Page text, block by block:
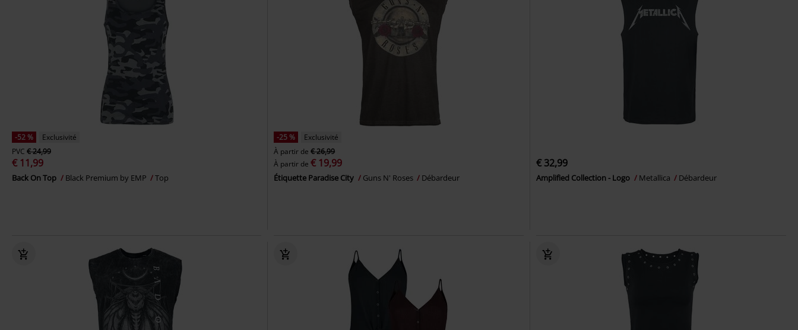
-52 %
Exclusivité
PVC € 24,99
€ 11,99
Back On Top Black Premium by EMP Top
-25 %
Exclusivité
À partir de€ 26,99
À partir de€ 19,99
Étiquette Paradise City Guns N' Roses Débardeur
€ 32,99
Amplified Collection - Logo Metallica Débardeur